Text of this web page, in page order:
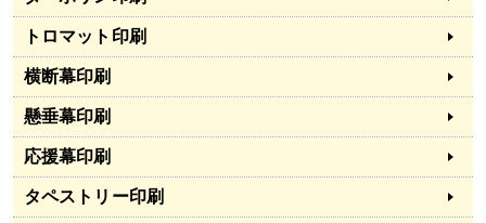
トロマット印刷
横断幕印刷
懸垂幕印刷
応援幕印刷
タペストリー印刷